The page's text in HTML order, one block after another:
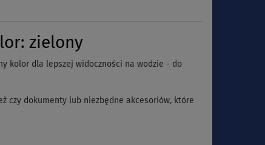
zielony
kolor dla lepszej widoczności na wodzie - do
czy dokumenty lub niezbędne akcesoriów, które